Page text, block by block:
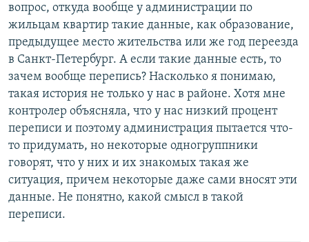
вопрос, откуда вообще у администрации по
жильцам квартир такие данные, как образование,
предыдущее место жительства или же год переезда
в Санкт-Петербург. А если такие данные есть, то
зачем вообще перепись? Насколько я понимаю,
такая история не только у нас в районе. Хотя мне
контролер объясняла, что у нас низкий процент
переписи и поэтому администрация пытается что-
то придумать, но некоторые одногруппники
говорят, что у них и их знакомых такая же
ситуация, причем некоторые даже сами вносят эти
данные. Не понятно, какой смысл в такой
переписи.